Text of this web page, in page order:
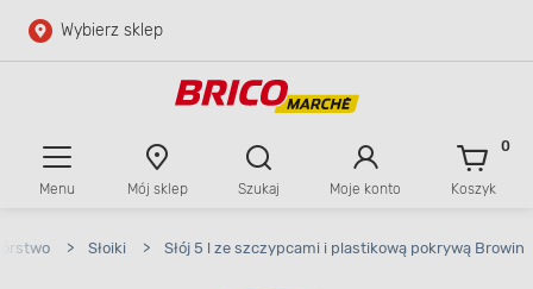
Przejdź do głównej zawartości
Wybierz sklep
Menu Mój sklep Szukaj Moje konto Koszyk
0
> Słoiki > Słój 5 l ze szczypcami i plastikową pokrywą Browin